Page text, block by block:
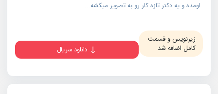
اومده و یه دکتر تازه کار رو به تصویر میکشه...
زیرنویس و قسمت
کامل اضافه شد
دانلود سریال